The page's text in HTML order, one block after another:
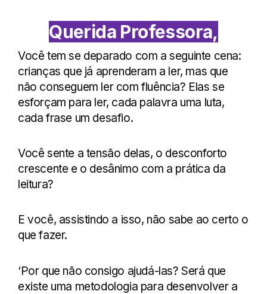
Querida Professora,
Você tem se deparado com a seguinte cena:
crianças que já aprenderam a ler, mas que
não conseguem ler com fluência? Elas se
esforçam para ler, cada palavra uma luta,
cada frase um desafio.
Você sente a tensão delas, o desconforto
crescente e o desânimo com a prática da
leitura?
E você, assistindo a isso, não sabe ao certo o
que fazer.
‘Por que não consigo ajudá-las? Será que
existe uma metodologia para desenvolver a